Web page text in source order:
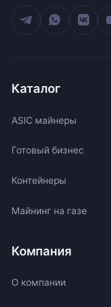
Каталог
ASIC майнеры
Готовый бизнес
Контейнеры
Майнинг на газе
Компания
О компании